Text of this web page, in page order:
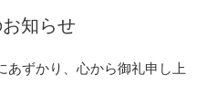
知らせ
あずかり、心から御礼申し上